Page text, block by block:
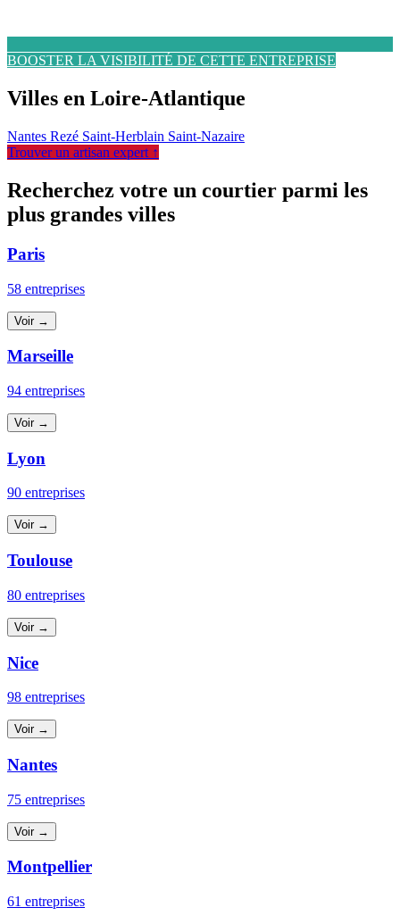
BOOSTER LA VISIBILITÉ DE CETTE ENTREPRISE
Villes en Loire-Atlantique
Nantes Rezé Saint-Herblain Saint-Nazaire
Trouver un artisan expert ↑
Recherchez votre un courtier parmi les
plus grandes villes
Paris
58 entreprises
Voir →
Marseille
94 entreprises
Voir →
Lyon
90 entreprises
Voir →
Toulouse
80 entreprises
Voir →
Nice
98 entreprises
Voir →
Nantes
75 entreprises
Voir →
Montpellier
61 entreprises